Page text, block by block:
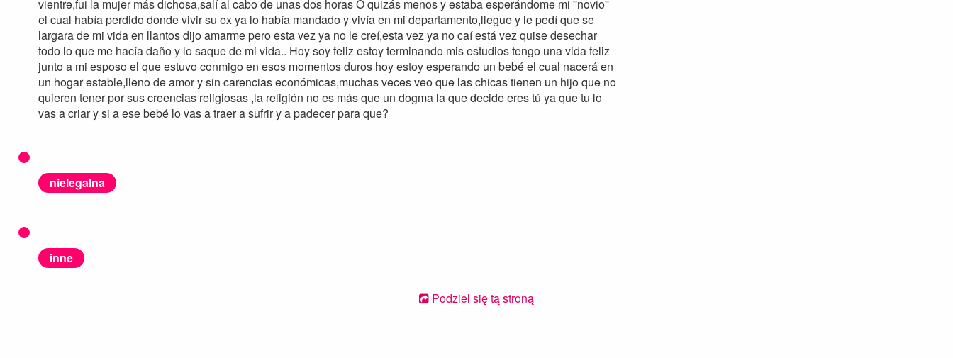
vientre,fui la mujer más dichosa,salí al cabo de unas dos horas O quizás menos y estaba esperándome mi ''novio''
el cual había perdido donde vivir su ex ya lo había mandado y vivía en mi departamento,llegue y le pedí que se
largara de mi vida en llantos dijo amarme pero esta vez ya no le creí,esta vez ya no caí está vez quise desechar
todo lo que me hacía daño y lo saque de mi vida.. Hoy soy feliz estoy terminando mis estudios tengo una vida feliz
junto a mi esposo el que estuvo conmigo en esos momentos duros hoy estoy esperando un bebé el cual nacerá en
un hogar estable,lleno de amor y sin carencias económicas,muchas veces veo que las chicas tienen un hijo que no
quieren tener por sus creencias religiosas ,la religión no es más que un dogma la que decide eres tú ya que tu lo
vas a criar y si a ese bebé lo vas a traer a sufrir y a padecer para que?
nielegalna
inne
Podziel się tą stroną